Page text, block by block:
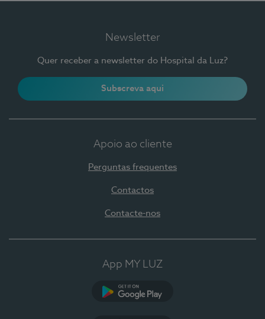
Newsletter
Quer receber a newsletter do Hospital da Luz?
Subscreva aqui
Apoio ao cliente
Perguntas frequentes
Contactos
Contacte-nos
App MY LUZ